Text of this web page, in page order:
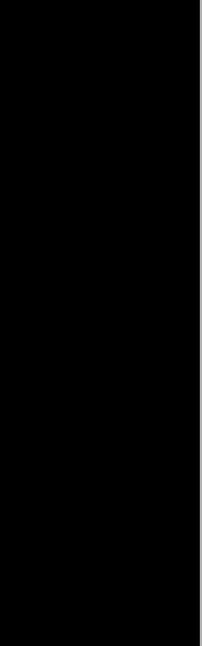
para películas, banda
para películas, banda
del Unicornio
para películas, banda
para películas, banda
para películas, banda
para películas, banda
la fuerza
para películas, banda